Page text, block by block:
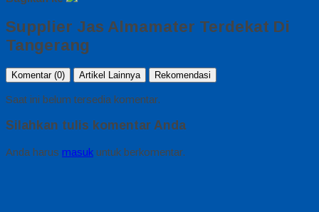
Supplier Jas Almamater Terdekat Di
Tangerang
Komentar (0) Artikel Lainnya Rekomendasi
Saat ini belum tersedia komentar.
Silahkan tulis komentar Anda
Anda harus masuk untuk berkomentar.